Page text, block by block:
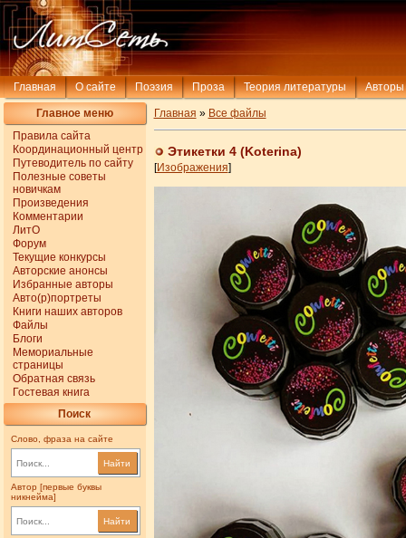
Главная О сайте Поэзия Проза Теория литературы Авторы
Главное меню
Правила сайта
Координационный центр
Путеводитель по сайту
Полезные советы
новичкам
Произведения
Комментарии
ЛитО
Форум
Текущие конкурсы
Авторские анонсы
Избранные авторы
Авто(р)портреты
Книги наших авторов
Файлы
Блоги
Мемориальные
страницы
Обратная связь
Гостевая книга
Поиск
Слово, фраза на сайте
Найти
Автор [первые буквы
никнейма]
Найти
Главная » Все файлы
Этикетки 4 (Koterina)
[Изображения]